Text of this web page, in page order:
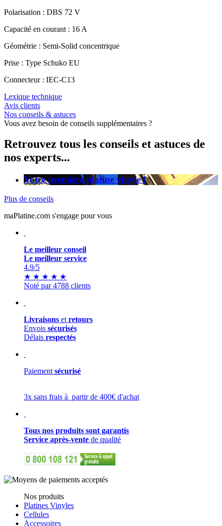
Polarisation : DBS 72 V
Capacité en courant : 16 A
Géométrie : Semi-Solid concentrique
Prise : Type Schuko EU
Connecteur : IEC-C13
Lexique technique
Avis clients
Nos conseils & astuces
Vous avez besoin de conseils supplémentaires ?
Retrouvez tous les conseils et astuces de
nos experts...
Votre première platine vinyle !
Plus de conseils
maPlatine.com s'engage pour vous
Le meilleur conseil
Le meilleur service
4.9/5
★ ★ ★ ★ ★
Noté par 4788 clients
Livraisons et retours
Envois sécurisés
Délais respectés
Paiement sécurisé
3x sans frais à partir de 400€ d'achat
Tous nos produits sont garantis
Service après-vente de qualité
Nos produits
Platines Vinyles
Cellules
Accessoires